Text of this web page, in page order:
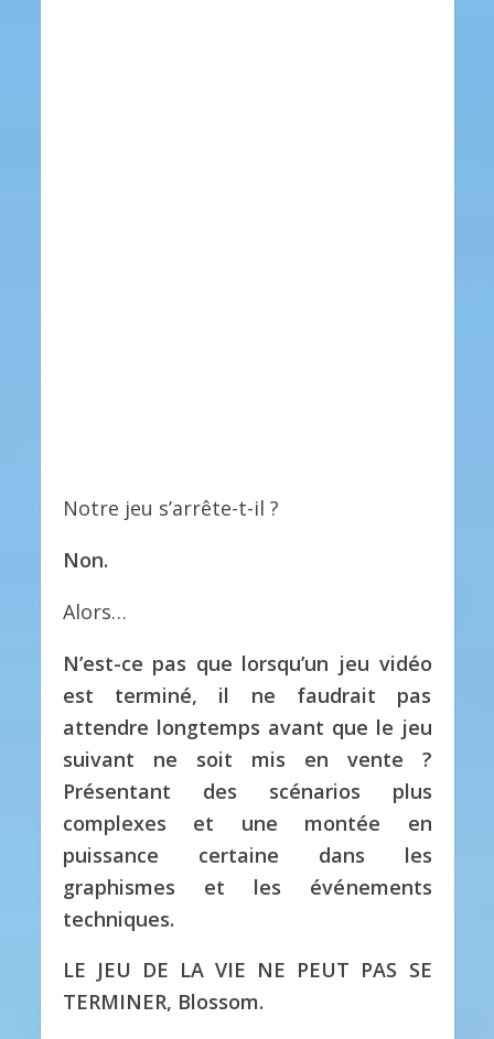
Notre jeu s’arrête-t-il ?
Non.
Alors…
N’est-ce pas que lorsqu’un jeu vidéo
est terminé, il ne faudrait pas
attendre longtemps avant que le jeu
suivant ne soit mis en vente ?
Présentant des scénarios plus
complexes et une montée en
puissance certaine dans les
graphismes et les événements
techniques.
LE JEU DE LA VIE NE PEUT PAS SE
TERMINER, Blossom.